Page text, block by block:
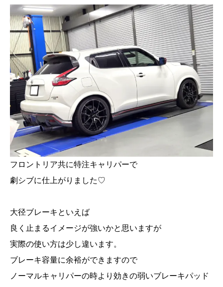
フロントリア共に特注キャリパーで
劇シブに仕上がりました♡
大径ブレーキといえば
良く止まるイメージが強いかと思いますが
実際の使い方は少し違います。
ブレーキ容量に余裕ができますので
ノーマルキャリパーの時より効きの弱いブレーキパッド